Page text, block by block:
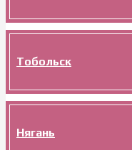
Тобольск
Нягань